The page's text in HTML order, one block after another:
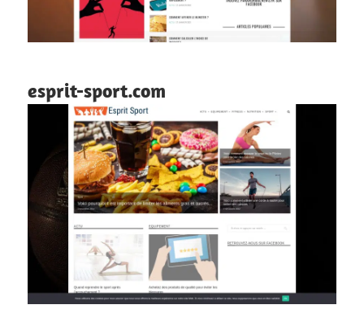
esprit-sport.com